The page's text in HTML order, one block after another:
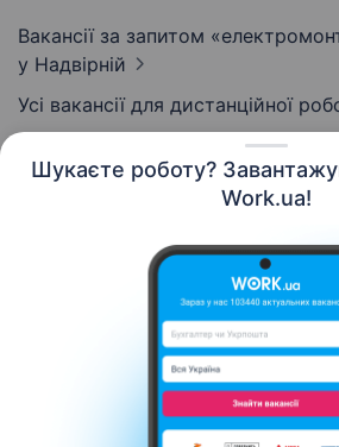
Шукаєте роботу?
Work.ua!
Вакансії за запитом
у Надвірній
Усі вакансії для дистанційної
Контакти Про нас